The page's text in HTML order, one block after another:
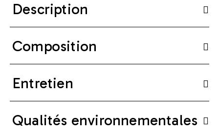
Description
Composition
Entretien
Qualités environnementales